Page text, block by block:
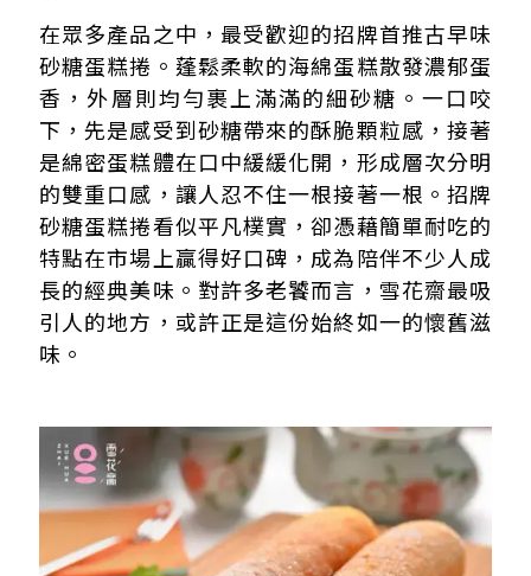
在眾多產品之中，最受歡迎的招牌首推古早味
砂糖蛋糕捲。蓬鬆柔軟的海綿蛋糕散發濃郁蛋
香，外層則均勻裹上滿滿的細砂糖。一口咬
下，先是感受到砂糖帶來的酥脆顆粒感，接著
是綿密蛋糕體在口中緩緩化開，形成層次分明
的雙重口感，讓人忍不住一根接著一根。招牌
砂糖蛋糕捲看似平凡樸實，卻憑藉簡單耐吃的
特點在市場上贏得好口碑，成為陪伴不少人成
長的經典美味。對許多老饕而言，雪花齋最吸
引人的地方，或許正是這份始終如一的懷舊滋
味。